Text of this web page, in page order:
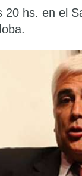
20 hs. en el